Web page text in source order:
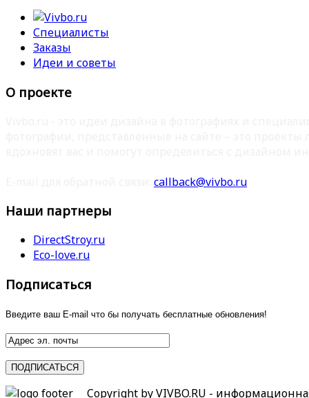
Специалисты
Заказы
Идеи и советы
О проекте
callback@vivbo.ru
Наши партнеры
DirectStroy.ru
Eco-love.ru
Подписаться
Введите ваш E-mail что бы получать бесплатные обновления!
Copyright by VIVBO.RU -